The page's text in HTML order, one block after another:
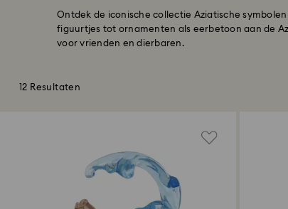
Ontdek de iconische collectie Aziatische
figuurtjes tot ornamenten als eerbetoon aan de
voor vrienden en dierbaren.
12 Resultaten